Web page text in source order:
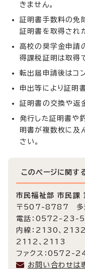
きません。
証明書手数料の免
証明書を取得され
高校の奨学金申請
得課税証明は取得
転出届申請後はコ
申出等により証明
証明書の交換や返
発行した証明書や
明書が複数枚に及
さい。
このページに関す
市民福祉部 市民課
〒507-8787 多
電話：0572-23-
内線：2130、
2112、2113
ファクス：0572-
お問い合わせは